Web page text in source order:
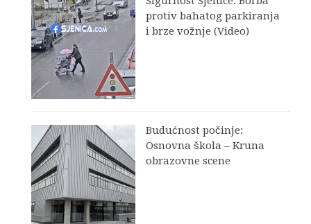
protiv bahatog parkiranja
i brze vožnje (Video)
Budućnost počinje:
Osnovna škola – Kruna
obrazovne scene